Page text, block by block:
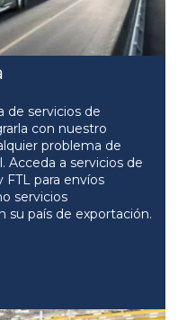
de servicios de
con nuestro
problema de
Acceda a servicios de
para envíos
servicios
su país de exportación.